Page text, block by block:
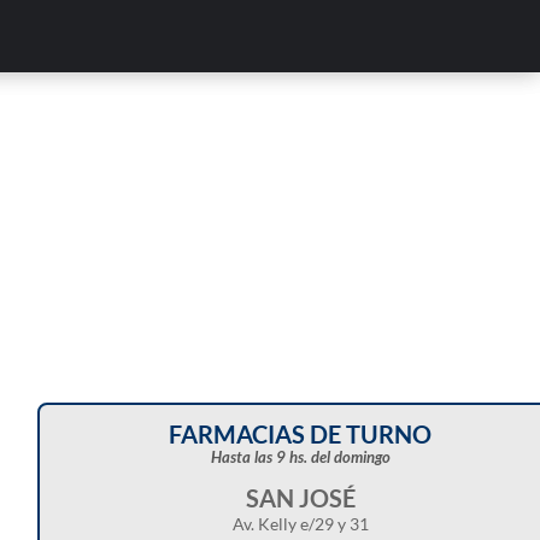
FARMACIAS DE TURNO
Hasta las 9 hs. del domingo
SAN JOSÉ
Av. Kelly e/29 y 31